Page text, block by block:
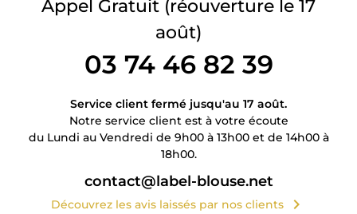
Appel Gratuit (réouverture le 17
août)
03 74 46 82 39
Service client fermé jusqu'au 17 août.
Notre service client est à votre écoute
du Lundi au Vendredi de 9h00 à 13h00 et de 14h00 à
18h00.
contact@label-blouse.net
Découvrez les avis laissés par nos clients chevron_right